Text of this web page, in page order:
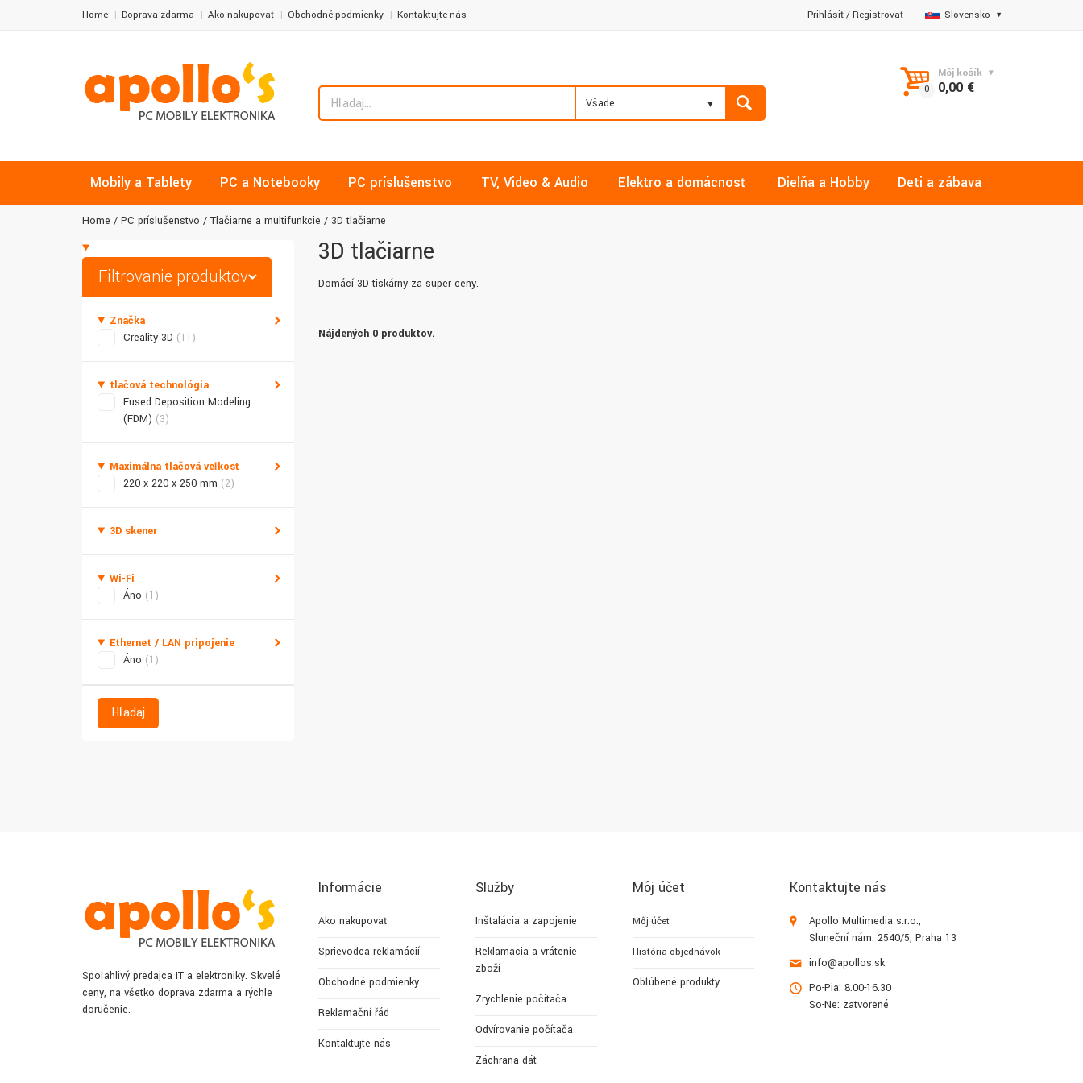
Home Doprava zdarma Ako nakupovať Obchodné podmienky Kontaktujte nás Slovensko
Prihlásiť/Registrovať
Všade...
Môj košík
0,00 €
Mobily a Tablety PC a Notebooky PC príslušenstvo TV, Video & Audio Elektro a domácnosť Dielňa a Hobby Deti a zábava
Home PC príslušenstvo Tlačiarne a multifunkcie 3D tlačiarne
Filtrovanie produktov
Značka
Creality 3D (11)
tlačová technológia
Fused Deposition Modeling
(FDM) (3)
Maximálna tlačová veľkosť
220 x 220 x 250 mm (2)
3D skener
Wi-Fi
Áno (1)
Ethernet / LAN pripojenie
Áno (1)
Hľadaj
3D tlačiarne
Domácí 3D tiskárny za super ceny.
Nájdených 0 produktov.
Spoľahlivý predajca IT a elektroniky. Skvelé
ceny, na všetko doprava zdarma a rýchle
doručenie.
Informácie
Ako nakupovať
Sprievodca reklamácií
Obchodné podmienky
Reklamační řád
Kontaktujte nás
Služby
Inštalácia a zapojenie
Reklamacia a vrátenie
zboží
Zrýchlenie počítača
Odvírovanie počítača
Záchrana dát
Môj účet
Môj účet
História objednávok
Obľúbené produkty
Kontaktujte nás
Apollo Multimedia s.r.o.,
Sluneční nám. 2540/5, Praha 13
info@apollos.sk
Po-Pia: 8.00-16.30
So-Ne: zatvorené